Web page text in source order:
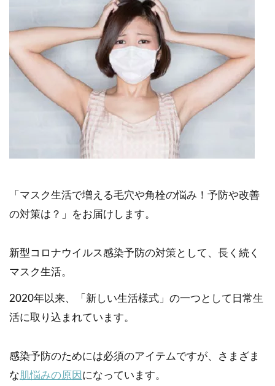
「マスク生活で増える毛穴や角栓の悩み！予防や改善
の対策は？」をお届けします。
新型コロナウイルス感染予防の対策として、長く続く
マスク生活。
2020年以来、「新しい生活様式」の一つとして日常生
活に取り込まれています。
感染予防のためには必須のアイテムですが、さまざま
な 肌悩みの原因 になっています。